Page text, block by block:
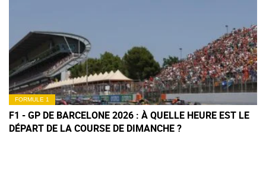
FORMULE 1
F1 - GP DE BARCELONE 2026 : À QUELLE HEURE EST LE
DÉPART DE LA COURSE DE DIMANCHE ?